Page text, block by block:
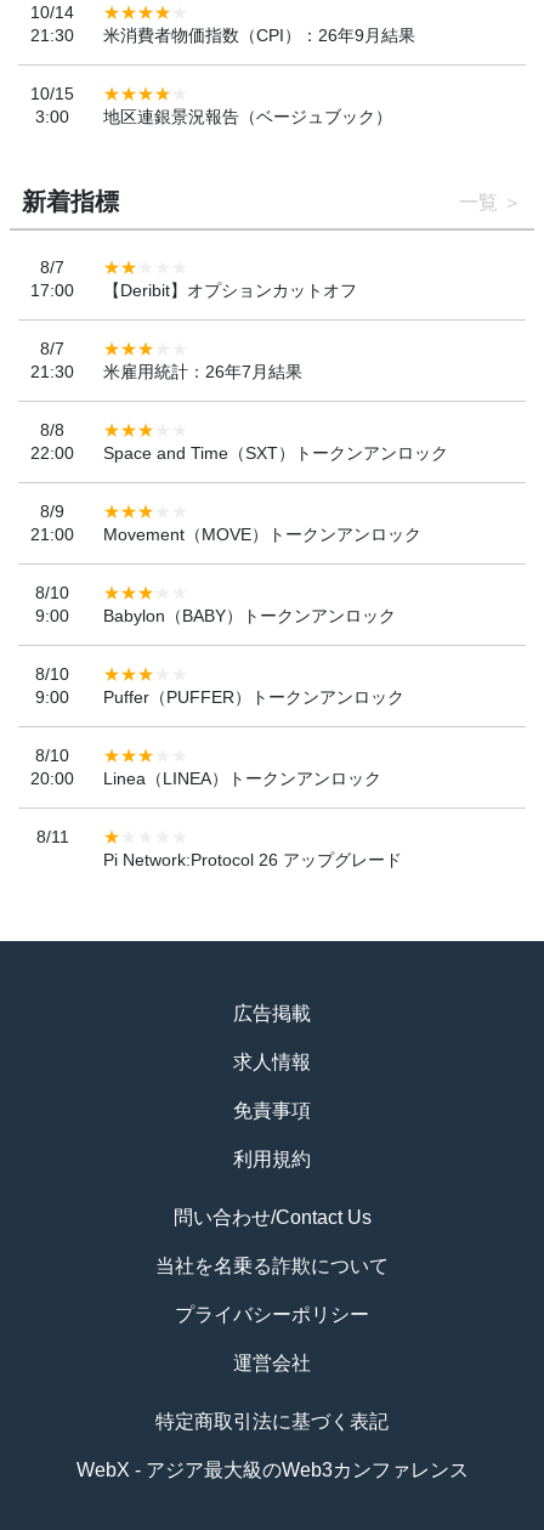
10/14
21:30
米消費者物価指数（CPI）：26年9月結果
10/15
3:00
地区連銀景況報告（ベージュブック）
新着指標 一覧
8/7
17:00
【Deribit】オプションカットオフ
8/7
21:30
米雇用統計：26年7月結果
8/8
22:00
Space and Time（SXT）トークンアンロック
8/9
21:00
Movement（MOVE）トークンアンロック
8/10
9:00
Babylon（BABY）トークンアンロック
8/10
9:00
Puffer（PUFFER）トークンアンロック
8/10
20:00
Linea（LINEA）トークンアンロック
8/11
Pi Network:Protocol 26 アップグレード
広告掲載
求人情報
免責事項
利用規約
問い合わせ/Contact Us
当社を名乗る詐欺について
プライバシーポリシー
運営会社
特定商取引法に基づく表記
WebX - アジア最大級のWeb3カンファレンス